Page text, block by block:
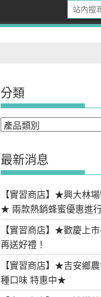
分類
分
最新消息
【實習商店】★興大林
★ 兩款熱銷蜂蜜優惠進行
【實習商店】★歡慶上
再送好禮！
【實習商店】★吉安鄉
種口味 特惠中★